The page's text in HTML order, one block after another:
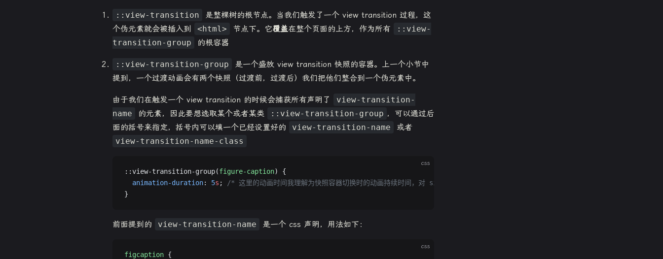
::view-transition
是整棵树的根节点。当我们触发了一个 view transition 过程，这
个伪元素就会被插入到
<html> 节点下。它覆盖在整个页面的上方，作为所有
::view-
transition-group
的根容器
::view-transition-group
是一个盛放 view transition 快照的容器。上一个小节中
提到，一个过渡动画会有两个快照（过渡前，过渡后）我们把他们整合到一个伪元素中。
由于我们在触发一个 view transition 的时候会捕获所有声明了
view-transition-
name
的元素，因此要想选取某个或者某类 ::view-transition-group ，可以通过后
面的括号来指定，括号内可以填一个已经设置好的
view-transition-name
或者
view-transition-name-class
css
::view-transition-group(figure-caption) {
  animation-duration
: 5s ;
/* 这里的动画时间我理解为快照容器切换时的动画持续时间，对 size position 有影响 */
}
前面提到的 view-transition-name 是一个 css 声明，用法如下：
css
figcaption {